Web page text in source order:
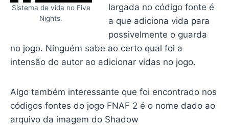
Sistema de vida no Five
Nights.
largada no código fonte é
a que adiciona vida para
possivelmente o guarda
no jogo. Ninguém sabe ao certo qual foi a
intensão do autor ao adicionar vidas no jogo.
Algo também interessante que foi encontrado nos
códigos fontes do jogo FNAF 2 é o nome dado ao
arquivo da imagem do Shadow